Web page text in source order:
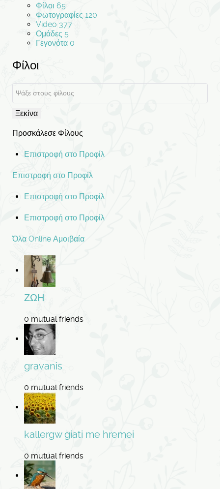
Φίλοι 65
Φωτογραφίες 120
Video 377
Ομάδες 5
Γεγονότα 0
Φίλοι
Ξεκίνα
Προσκάλεσε Φίλους
Επιστροφή στο Προφίλ
Επιστροφή στο Προφίλ
Επιστροφή στο Προφίλ
Επιστροφή στο Προφίλ
Όλα Online Αμοιβαία
ΖΩΗ
0 mutual friends
gravanis
0 mutual friends
kallergw giati me hremei
0 mutual friends